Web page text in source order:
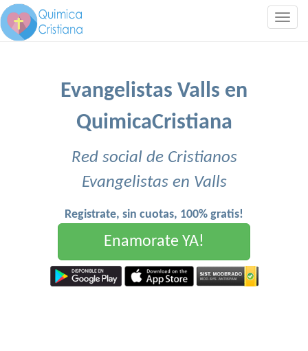
Evangelistas Valls en
QuimicaCristiana
Red social de Cristianos
Evangelistas en Valls
Registrate, sin cuotas, 100% gratis!
Enamorate YA!